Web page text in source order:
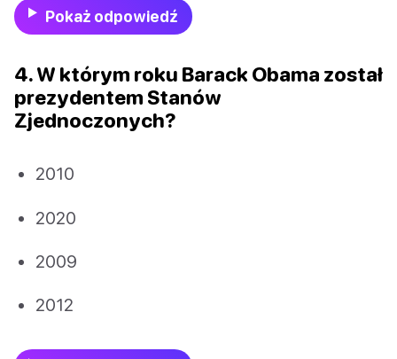
Pokaż odpowiedź
4. W którym roku Barack Obama został
prezydentem Stanów
Zjednoczonych?
2010
2020
2009
2012